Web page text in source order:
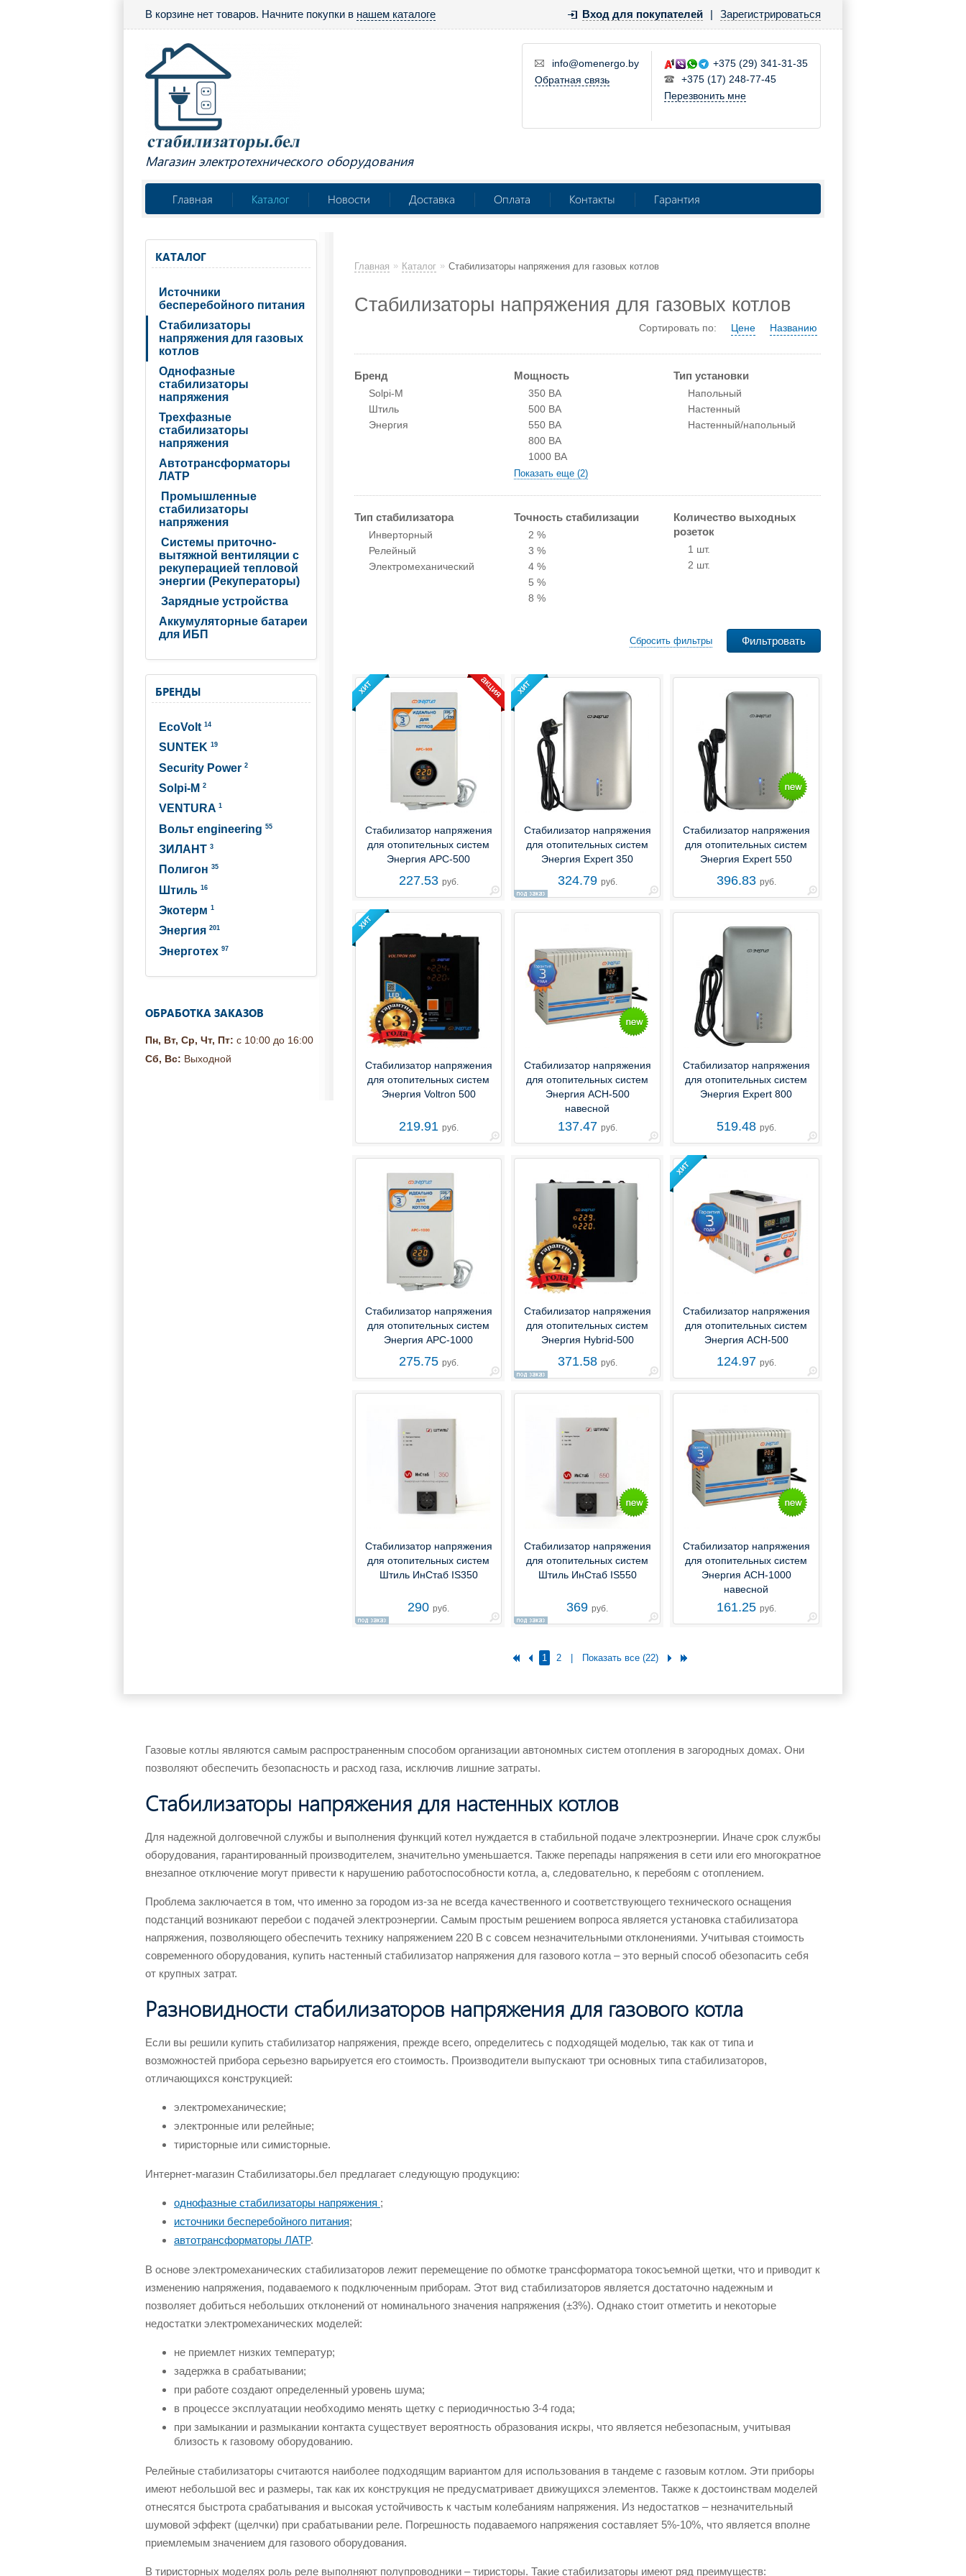
В корзине нет товаров. Начните покупки в нашем каталоге Вход для покупателей | Зарегистрироваться
Магазин электротехнического оборудования
info@omenergo.by
Обратная связь
+375 (29) 341-31-35
+375 (17) 248-77-45
Перезвонить мне
Главная Каталог Новости Доставка Оплата Контакты Гарантия
КАТАЛОГ
Источники
бесперебойного питания
Стабилизаторы
напряжения для газовых
котлов
Однофазные
стабилизаторы
напряжения
Трехфазные
стабилизаторы
напряжения
Автотрансформаторы
ЛАТР
Промышленные
стабилизаторы
напряжения
Системы приточно-
вытяжной вентиляции с
рекуперацией тепловой
энергии (Рекуператоры)
Зарядные устройства
Аккумуляторные батареи
для ИБП
БРЕНДЫ
EcoVolt 14
SUNTEK 19
Security Power 2
Solpi-M 2
VENTURA 1
Вольт engineering 55
ЗИЛАНТ 3
Полигон 35
Штиль 16
Экотерм 1
Энергия 201
Энерготех 97
ОБРАБОТКА ЗАКАЗОВ
Пн, Вт, Ср, Чт, Пт: с 10:00 до 16:00
Сб, Вс: Выходной
Главная » Каталог » Стабилизаторы напряжения для газовых котлов
Стабилизаторы напряжения для газовых котлов
Названию
Цене
Сортировать по:
Бренд
Solpi-M
Штиль
Энергия
Мощность
350 ВА
500 ВА
550 ВА
800 ВА
1000 ВА
Показать еще (2)
Тип установки
Напольный
Настенный
Настенный/напольный
Тип стабилизатора
Инверторный
Релейный
Электромеханический
Точность стабилизации
2 %
3 %
4 %
5 %
8 %
Количество выходных
розеток
1 шт.
2 шт.
Сбросить фильтры
Стабилизатор напряжения
для отопительных систем
Энергия АРС-500
227.53 руб.
Стабилизатор напряжения
для отопительных систем
Энергия Expert 350
324.79 руб.
Стабилизатор напряжения
для отопительных систем
Энергия Expert 550
396.83 руб.
Стабилизатор напряжения
для отопительных систем
Энергия Voltron 500
219.91 руб.
Стабилизатор напряжения
для отопительных систем
Энергия АСН-500
навесной
137.47 руб.
Стабилизатор напряжения
для отопительных систем
Энергия Expert 800
519.48 руб.
Стабилизатор напряжения
для отопительных систем
Энергия АРС-1000
275.75 руб.
Стабилизатор напряжения
для отопительных систем
Энергия Hybrid-500
371.58 руб.
Стабилизатор напряжения
для отопительных систем
Энергия АСН-500
124.97 руб.
Стабилизатор напряжения
для отопительных систем
Штиль ИнСтаб IS350
290 руб.
Стабилизатор напряжения
для отопительных систем
Штиль ИнСтаб IS550
369 руб.
Стабилизатор напряжения
для отопительных систем
Энергия АСН-1000
навесной
161.25 руб.
1 2 Показать все (22)
Газовые котлы являются самым распространенным способом организации автономных систем отопления в загородных домах. Они
позволяют обеспечить безопасность и расход газа, исключив лишние затраты.
Cтабилизаторы напряжения для настенных котлов
Для надежной долговечной службы и выполнения функций котел нуждается в стабильной подаче электроэнергии. Иначе срок службы
оборудования, гарантированный производителем, значительно уменьшается. Также перепады напряжения в сети или его многократное
внезапное отключение могут привести к нарушению работоспособности котла, а, следовательно, к перебоям с отоплением.
Проблема заключается в том, что именно за городом из-за не всегда качественного и соответствующего технического оснащения
подстанций возникают перебои с подачей электроэнергии. Самым простым решением вопроса является установка стабилизатора
напряжения, позволяющего обеспечить технику напряжением 220 В с совсем незначительными отклонениями. Учитывая стоимость
современного оборудования, купить настенный стабилизатор напряжения для газового котла – это верный способ обезопасить себя
от крупных затрат.
Разновидности стабилизаторов напряжения для газового котла
Если вы решили купить стабилизатор напряжения, прежде всего, определитесь с подходящей моделью, так как от типа и
возможностей прибора серьезно варьируется его стоимость. Производители выпускают три основных типа стабилизаторов,
отличающихся конструкцией:
электромеханические;
электронные или релейные;
тиристорные или симисторные.
Интернет-магазин Стабилизаторы.бел предлагает следующую продукцию:
однофазные стабилизаторы напряжения ;
источники бесперебойного питания;
автотрансформаторы ЛАТP.
В основе электромеханических стабилизаторов лежит перемещение по обмотке трансформатора токосъемной щетки, что и приводит к
изменению напряжения, подаваемого к подключенным приборам. Этот вид стабилизаторов является достаточно надежным и
позволяет добиться небольших отклонений от номинального значения напряжения (±3%). Однако стоит отметить и некоторые
недостатки электромеханических моделей:
не приемлет низких температур;
задержка в срабатывании;
при работе создают определенный уровень шума;
в процессе эксплуатации необходимо менять щетку с периодичностью 3-4 года;
при замыкании и размыкании контакта существует вероятность образования искры, что является небезопасным, учитывая
близость к газовому оборудованию.
Релейные стабилизаторы считаются наиболее подходящим вариантом для использования в тандеме с газовым котлом. Эти приборы
имеют небольшой вес и размеры, так как их конструкция не предусматривает движущихся элементов. Также к достоинствам моделей
отнесятся быстрота срабатывания и высокая устойчивость к частым колебаниям напряжения. Из недостатков – незначительный
шумовой эффект (щелчки) при срабатывании реле. Погрешность подаваемого напряжения составляет 5%-10%, что является вполне
приемлемым значением для газового оборудования.
В тиристорных моделях роль реле выполняют полупроводники – тиристоры. Такие стабилизаторы имеют ряд преимуществ: